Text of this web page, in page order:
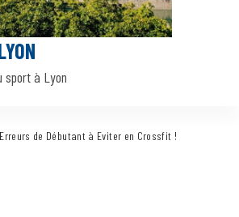
sport à Lyon
de Débutant à Eviter en Crossfit !